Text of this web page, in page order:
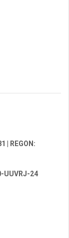
| REGON:
UUVRJ-24